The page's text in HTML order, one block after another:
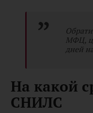
МФЦ,
дней
На какой
СНИЛС